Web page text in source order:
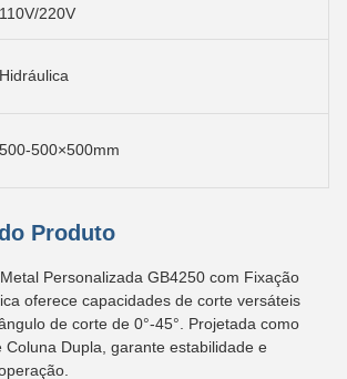
110V/220V
Hidráulica
500-500×500mm
Produto
Personalizada GB4250 com Fixação
oferece capacidades de corte versáteis
de corte de 0°-45°. Projetada como
Coluna Dupla, garante estabilidade e